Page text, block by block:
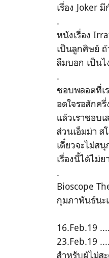
เรื่อง Joker
.
หนังเรื่อง
เป็นลูกศิษย์
ลืมบอก เป็นไ
.
ชอบพลอตที่เ
อดใจรอสักค
แล้วเราชอบ
ส่วนเอ็มม่า ส
เดี๋ยวจะไม่ส
เรื่องนี้ได้ไม่
.
Bioscope
กุมภาพันธ์นะเ
16.Feb.19
23.Feb.19
สำหรับผู้ไม่ส